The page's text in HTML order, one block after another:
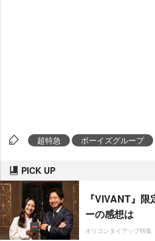
超特急 ボーイズグループ
PICK UP
『VIVANT』
ーの感想は
オリコンタイアップ特集